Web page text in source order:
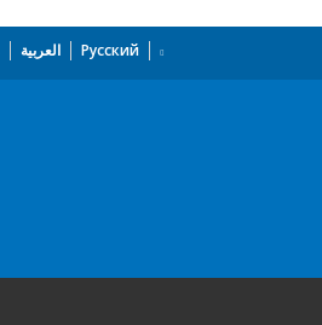
العربية Русский